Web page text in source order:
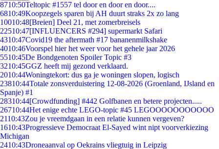
8710:50Teltopic #1557 tel door en door en door....
6810:49Koopzegels sparen bij AH duurt straks 2x zo lang
10010:48[Breien] Deel 21, met zomerbreisels
22510:47[INFLUENCERS #294] supermarkt Safari
4310:47Covid19 the aftermath #17 bananenmilkshake
4010:46Voorspel hier het weer voor het gehele jaar 2026
5510:45De Bondgenoten Spoiler Topic #3
3210:45GGZ heeft mij gezond verklaard.
2010:44Woningtekort: dus ga je woningen slopen, logisch
23810:44Totale zonsverduistering 12-08-2026 (Groenland, IJsland en
Spanje) #1
28310:44[Crowdfunding] #442 Golfbanen en betere projecten.....
26710:44Het enige echte LEGO-topic #45 LEGOOOOOOOOOOO
2110:43Zou je vreemdgaan in een relatie kunnen vergeven?
1610:43Progressieve Democraat El-Sayed wint nipt voorverkiezing
Michigan
2410:43Droneaanval op Oekrains vliegtuig in Leipzig